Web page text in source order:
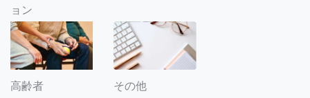
ョン
高齢者 その他